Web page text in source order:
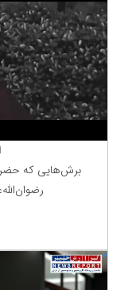
برش‌هایی كه